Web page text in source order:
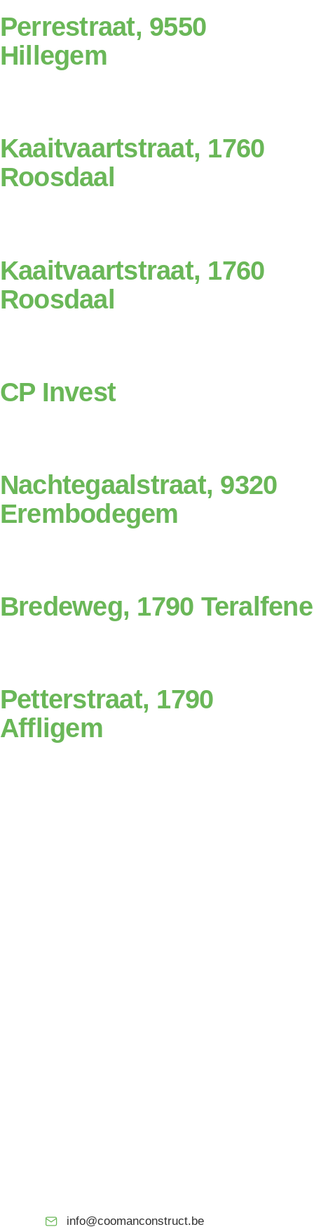
Perrestraat, 9550
Hillegem
Kaaitvaartstraat, 1760
Roosdaal
Kaaitvaartstraat, 1760
Roosdaal
CP Invest
Nachtegaalstraat, 9320
Erembodegem
Bredeweg, 1790 Teralfene
Petterstraat, 1790
Affligem
info@coomanconstruct.be